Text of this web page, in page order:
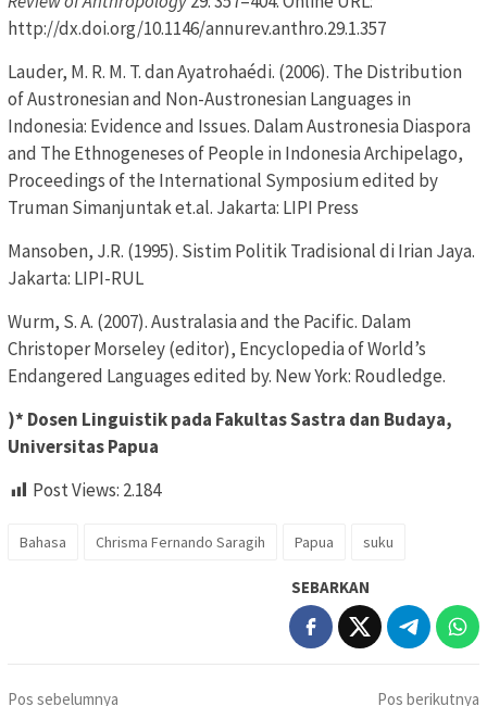
http://dx.doi.org/10.1146/annurev.anthro.29.1.357
Lauder, M. R. M. T. dan Ayatrohaédi. (2006). The Distribution
of Austronesian and Non-Austronesian Languages in
Indonesia: Evidence and Issues. Dalam Austronesia Diaspora
and The Ethnogeneses of People in Indonesia Archipelago,
Proceedings of the International Symposium edited by
Truman Simanjuntak et.al. Jakarta: LIPI Press
Mansoben, J.R. (1995). Sistim Politik Tradisional di Irian Jaya.
Jakarta: LIPI-RUL
Wurm, S. A. (2007). Australasia and the Pacific. Dalam
Christoper Morseley (editor), Encyclopedia of World’s
Endangered Languages edited by. New York: Roudledge.
)* Dosen Linguistik pada Fakultas Sastra dan Budaya,
Universitas Papua
Post Views: 2.184
Bahasa Chrisma Fernando Saragih Papua suku
SEBARKAN
Navigasi
Pos sebelumnya
Pos berikutnya